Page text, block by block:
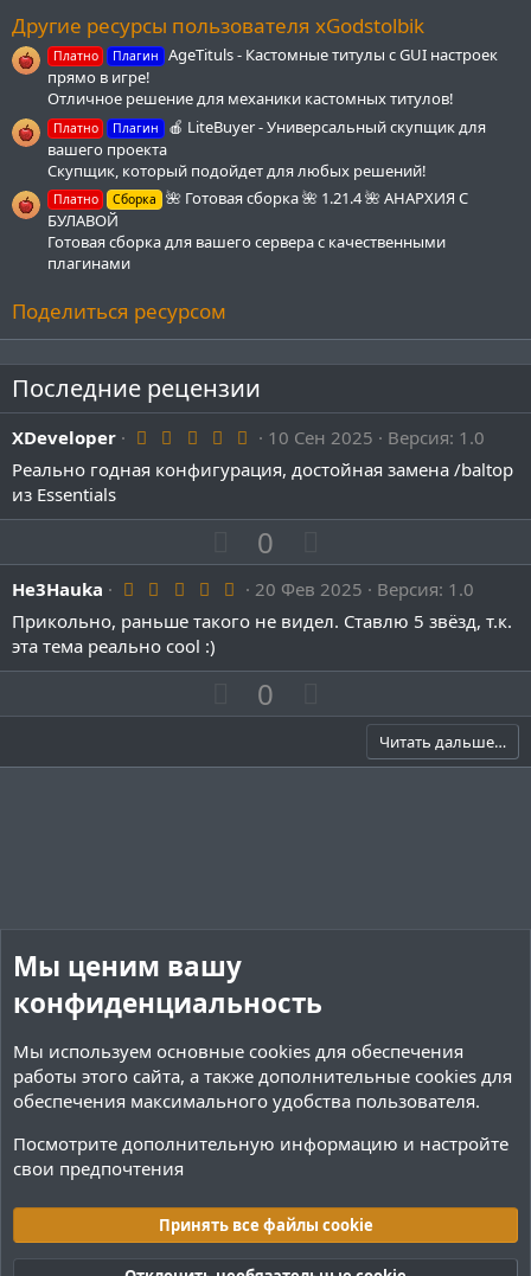
Другие ресурсы пользователя xGodstolbik
Платно Плагин
AgeTituls - Кастомные титулы с GUI настроек
прямо в игре!
Отличное решение для механики кастомных титулов!
Платно Плагин
🍎 LiteBuyer - Универсальный скупщик для
вашего проекта
Скупщик, который подойдет для любых решений!
Платно Сборка
🌺 Готовая сборка 🌺 1.21.4 🌺 АНАРХИЯ С
БУЛАВОЙ
Готовая сборка для вашего сервера с качественными
плагинами
Поделиться ресурсом
Последние рецензии
XDeveloper 5
0
в
ё
з
д
10 Сен 2025
Версия: 1.0
Реально годная конфигурация, достойная замена /baltop
из Essentials
П
о
з
и
и
в
ы
0
е
г
а
и
в
ы
He3Hauka 5
0
в
з
20 Фев 2025
Версия: 1.0
Прикольно, раньше такого не видел. Ставлю 5 звёзд, т.к.
эта тема реально cool :)
П
о
и
г
о
о
с
0
е
а
о
с
Читать дальше…
Cookies Тёмная (2020)
Русский (RU)
Мы ценим вашу
конфиденциальность
Мы используем основные cookies для обеспечения
работы этого сайта, а также дополнительные cookies для
обеспечения максимального удобства пользователя.
Посмотрите дополнительную информацию и настройте
свои предпочтения
Принять все файлы cookie